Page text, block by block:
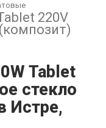
220V
Tablet
стекло
Истре,